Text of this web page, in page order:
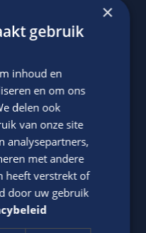
telefoon of e-mail.
bericht
×
gebruik
inhoud en
en om ons
delen ook
van onze site
analysepartners,
met andere
heeft verstrekt of
door uw gebruik